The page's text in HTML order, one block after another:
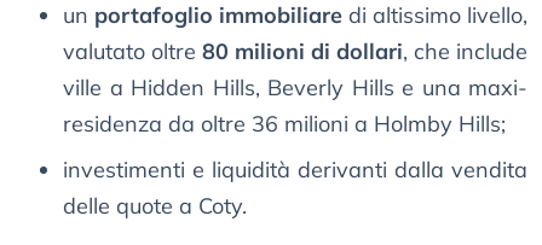
un portafoglio immobiliare di altissimo livello,
valutato oltre 80 milioni di dollari, che include
ville a Hidden Hills, Beverly Hills e una maxi-
residenza da oltre 36 milioni a Holmby Hills;
investimenti e liquidità derivanti dalla vendita
delle quote a Coty.